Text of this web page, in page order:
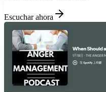
Escuchar ahora